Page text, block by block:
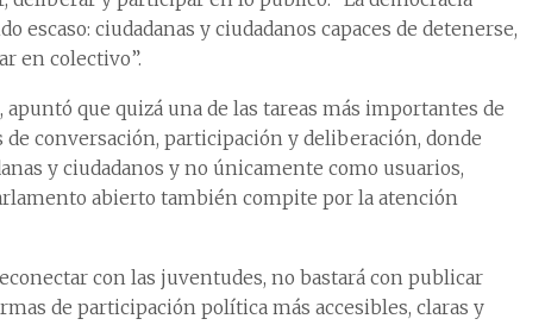
escaso: ciudadanas y ciudadanos capaces de detenerse,
en colectivo”.
apuntó que quizá una de las tareas más importantes de
de conversación, participación y deliberación, donde
y ciudadanos y no únicamente como usuarios,
abierto también compite por la atención
con las juventudes, no bastará con publicar
de participación política más accesibles, claras y